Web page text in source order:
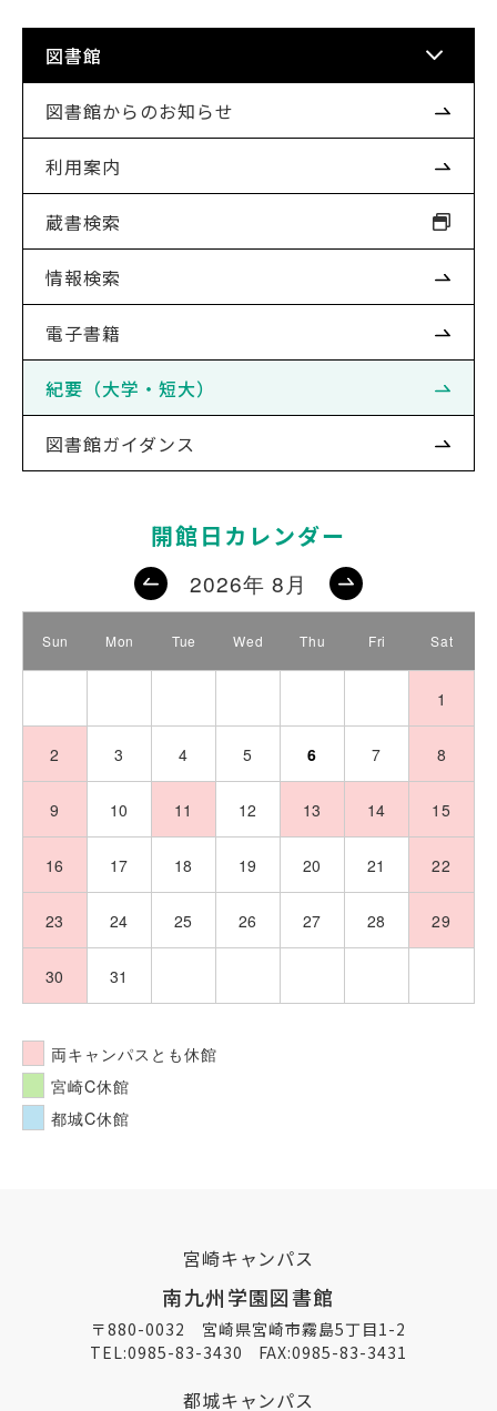
図書館
図書館からのお知らせ
利用案内
蔵書検索
情報検索
電子書籍
紀要（大学・短大）
図書館ガイダンス
開館日カレンダー
2026年 8月
Sun Mon Tue Wed Thu Fri Sat
1
2 3 4 5 6 7 8
9 10 11 12 13 14 15
16 17 18 19 20 21 22
23 24 25 26 27 28 29
30 31
両キャンパスとも休館
宮崎C休館
都城C休館
宮崎キャンパス
南九州学園図書館
〒880-0032 宮崎県宮崎市霧島5丁目1-2
TEL:0985-83-3430 FAX:0985-83-3431
都城キャンパス